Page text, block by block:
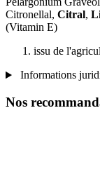
Citronellal, Citral,
(Vitamin E)
issu de
Informations
Nos